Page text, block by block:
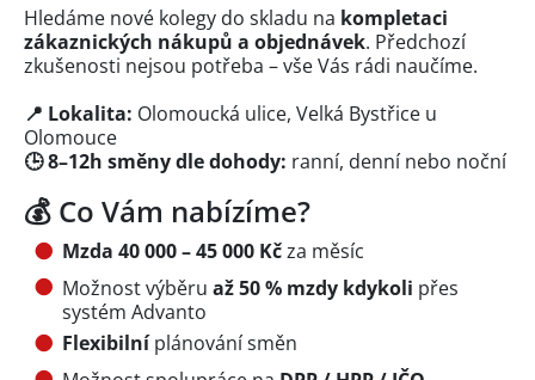
Hledáme nové kolegy do skladu na kompletaci
zákaznických nákupů a objednávek. Předchozí
zkušenosti nejsou potřeba – vše Vás rádi naučíme.
📍 Lokalita: Olomoucká ulice, Velká Bystřice u
Olomouce
🕒 8–12h směny dle dohody: ranní, denní nebo noční
💰 Co Vám nabízíme?
Mzda 40 000 – 45 000 Kčza měsíc
Možnost výběru až 50 % mzdy kdykoli přes
systém Advanto
Flexibilníplánování směn